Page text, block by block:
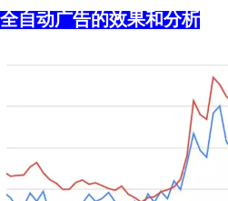
全自动广告的效果和分析